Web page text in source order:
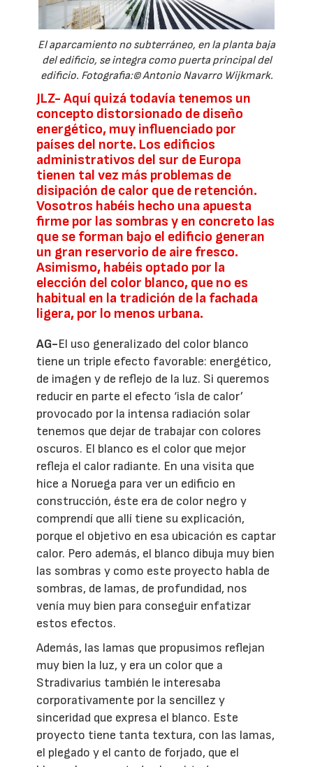
El aparcamiento no subterráneo, en la planta baja
del edificio, se integra como puerta principal del
edificio. Fotografia:© Antonio Navarro Wijkmark.
JLZ-Aquí quizá todavía tenemos un
concepto distorsionado de diseño
energético, muy influenciado por
países del norte. Los edificios
administrativos del sur de Europa
tienen tal vez más problemas de
disipación de calor que de retención.
Vosotros habéis hecho una apuesta
firme por las sombras y en concreto las
que se forman bajo el edificio generan
un gran reservorio de aire fresco.
Asimismo, habéis optado por la
elección del color blanco, que no es
habitual en la tradición de la fachada
ligera, por lo menos urbana.
AG-El uso generalizado del color blanco
tiene un triple efecto favorable: energético,
de imagen y de reflejo de la luz. Si queremos
reducir en parte el efecto ‘isla de calor’
provocado por la intensa radiación solar
tenemos que dejar de trabajar con colores
oscuros. El blanco es el color que mejor
refleja el calor radiante. En una visita que
hice a Noruega para ver un edificio en
construcción, éste era de color negro y
comprendí que allí tiene su explicación,
porque el objetivo en esa ubicación es captar
calor. Pero además, el blanco dibuja muy bien
las sombras y como este proyecto habla de
sombras, de lamas, de profundidad, nos
venía muy bien para conseguir enfatizar
estos efectos.
Además, las lamas que propusimos reflejan
muy bien la luz, y era un color que a
Stradivarius también le interesaba
corporativamente por la sencillez y
sinceridad que expresa el blanco. Este
proyecto tiene tanta textura, con las lamas,
el plegado y el canto de forjado, que el